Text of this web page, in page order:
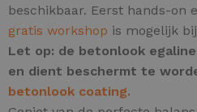
beschikbaar. Eerst hands-on
gratis workshop is mogelijk
Let op: de betonlook
en dient beschermt te
betonlook coating.